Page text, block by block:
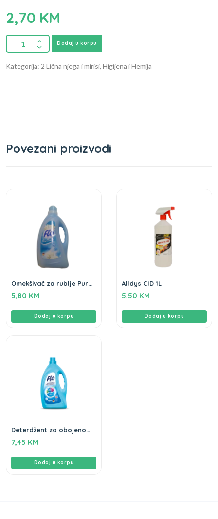
2,70 KM
Dodaj u korpu
Kategorija: 2 Lična njega i mirisi, Higijena i Hemija
Povezani proizvodi
Omekšivač za rublje Pure
5,80 KM
Dodaj u korpu
Alldys CID 1L
5,50 KM
Dodaj u korpu
Deterdžent za obojeno
7,45 KM
Dodaj u korpu